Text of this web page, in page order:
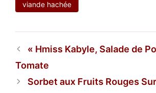
viande hachée
Hmiss Kabyle, Salade de
Tomate
Sorbet aux Fruits Rouges